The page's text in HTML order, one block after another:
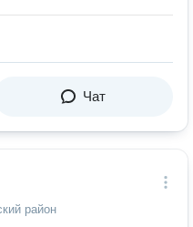
Чат
район